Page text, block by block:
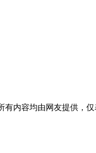
内容均由网友提供，